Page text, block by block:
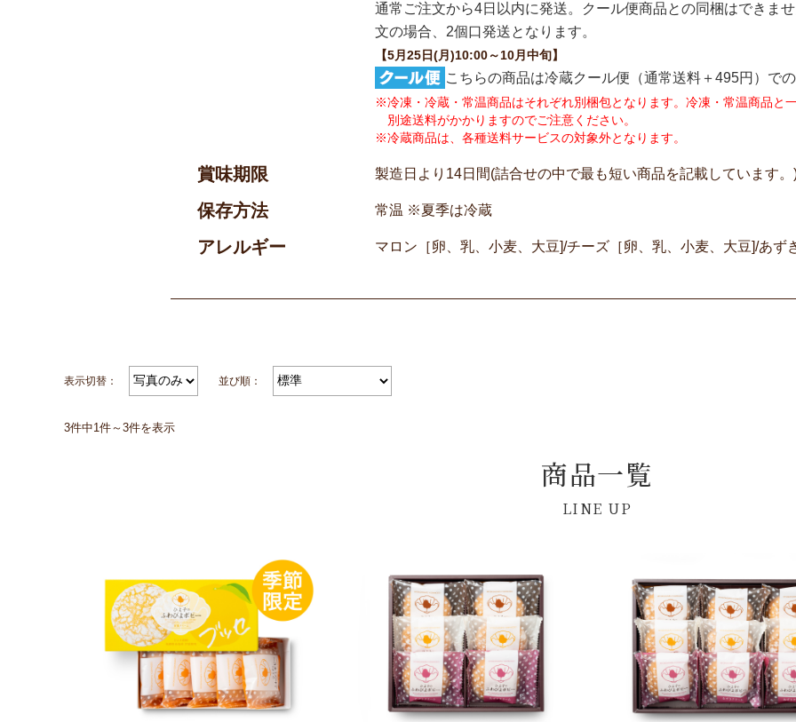
通常ご注文から4日以内に発送。クール便商品との同梱はできま
文の場合、2個口発送となります。
【5月25日(月)10:00～10月中旬】
こちらの商品は冷蔵クール便（通常送料＋495円）で
※冷凍・冷蔵・常温商品はそれぞれ別梱包となります。冷凍・常温商品と
別途送料がかかりますのでご注意ください。
※冷蔵商品は、各種送料サービスの対象外となります。
賞味期限 製造日より14日間(詰合せの中で最も短い商品を記載しています。
保存方法 常温 ※夏季は冷蔵
アレルギー マロン［卵、乳、小麦、大豆]/チーズ［卵、乳、小麦、大豆]/あず
表示切替： 並び順：
3件中1件～3件を表示
商品一覧